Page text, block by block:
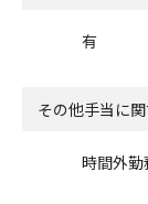
有
その他手当に
時間外勤